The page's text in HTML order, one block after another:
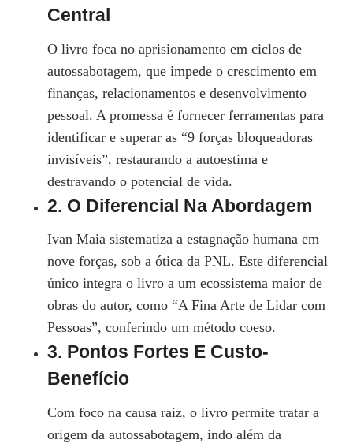
Central
O livro foca no aprisionamento em ciclos de
autossabotagem, que impede o crescimento em
finanças, relacionamentos e desenvolvimento
pessoal. A promessa é fornecer ferramentas para
identificar e superar as “9 forças bloqueadoras
invisíveis”, restaurando a autoestima e
destravando o potencial de vida.
2. O Diferencial Na Abordagem
Ivan Maia sistematiza a estagnação humana em
nove forças, sob a ótica da PNL. Este diferencial
único integra o livro a um ecossistema maior de
obras do autor, como “A Fina Arte de Lidar com
Pessoas”, conferindo um método coeso.
3. Pontos Fortes E Custo-
Benefício
Com foco na causa raiz, o livro permite tratar a
origem da autossabotagem, indo além da